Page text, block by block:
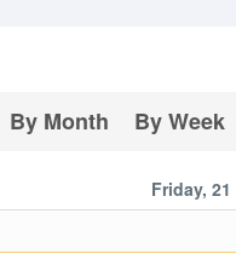
By Month By Week
Friday,